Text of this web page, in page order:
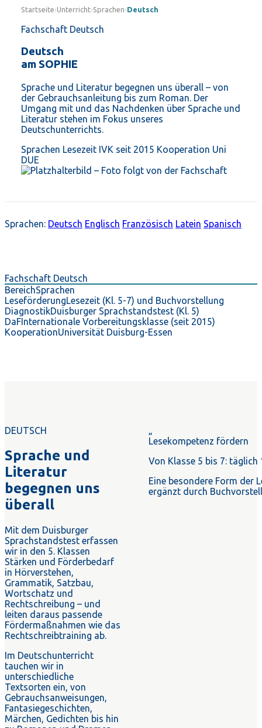
Startseite›Unterricht›Sprachen›Deutsch
Fachschaft Deutsch
Deutsch
am SOPHIE
Sprache und Literatur begegnen uns überall – von
der Gebrauchsanleitung bis zum Roman. Der
Umgang mit und das Nachdenken über Sprache und
Literatur stehen im Fokus unseres
Deutschunterrichts.
Sprachen Lesezeit IVK seit 2015 Kooperation Uni
DUE
Sprachen: Deutsch Englisch Französisch Latein Spanisch
Fachschaft Deutsch
BereichSprachen
LeseförderungLesezeit (Kl. 5-7) und Buchvorstellung
DiagnostikDuisburger Sprachstandstest (Kl. 5)
DaFInternationale Vorbereitungsklasse (seit 2015)
KooperationUniversität Duisburg-Essen
DEUTSCH
Sprache und
Literatur
begegnen uns
überall
Mit dem Duisburger
Sprachstandstest erfassen
wir in den 5. Klassen
Stärken und Förderbedarf
in Hörverstehen,
Grammatik, Satzbau,
Wortschatz und
Rechtschreibung – und
leiten daraus passende
Fördermaßnahmen wie das
Rechtschreibtraining ab.
Im Deutschunterricht
tauchen wir in
unterschiedliche
Textsorten ein, von
Gebrauchsanweisungen,
Fantasiegeschichten,
Märchen, Gedichten bis hin
„
Lesekompetenz fördern
Von Klasse 5 bis 7: täglich
Eine besondere Form der
ergänzt durch